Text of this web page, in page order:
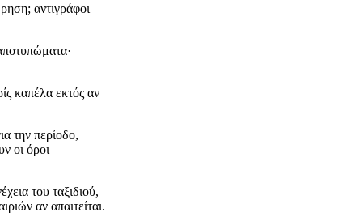
αντιγράφοι
καπέλα εκτός αν
την περίοδο,
οι όροι
του ταξιδιού,
αν απαιτείται.